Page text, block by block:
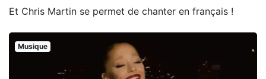
Et Chris Martin se permet de chanter en français !
Musique